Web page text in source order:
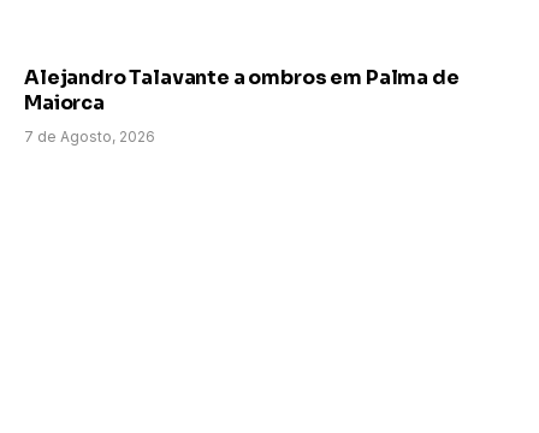
Alejandro Talavante a ombros em Palma de
Maiorca
7 de Agosto, 2026